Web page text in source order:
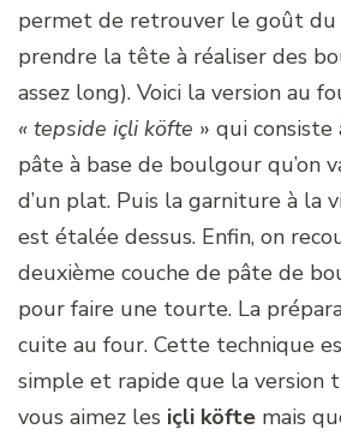
permet de retrouver le goût du
prendre la tête à réaliser des
assez long). Voici la version au
« tepside içli köfte » qui
pâte à base de boulgour qu’on
d’un plat. Puis la garniture à la
est étalée dessus. Enfin, on
deuxième couche de pâte de
pour faire une tourte. La
cuite au four. Cette technique
simple et rapide que la version
vous aimez les içli köfte mais